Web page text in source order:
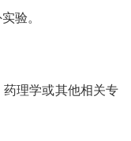
验。
理学或其他相关专